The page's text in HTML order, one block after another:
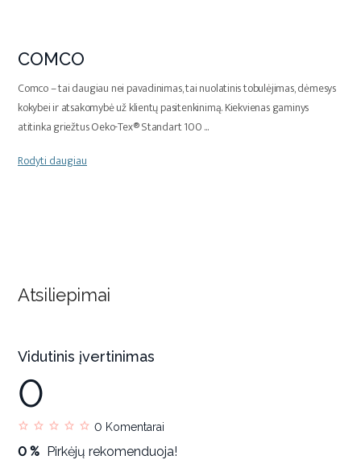
COMCO
Comco – tai daugiau nei pavadinimas, tai nuolatinis tobulėjimas, dėmesys
kokybei ir atsakomybė už klientų pasitenkinimą. Kiekvienas gaminys
atitinka griežtus Oeko-Tex® Standart 100...
Rodyti daugiau
Atsiliepimai
Vidutinis įvertinimas
0
0 Komentarai
0 % Pirkėjų rekomenduoja!